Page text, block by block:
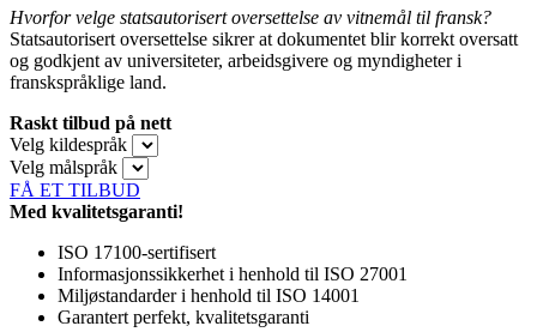
Hvorfor velge statsautorisert oversettelse av vitnemål til fransk?
Statsautorisert oversettelse sikrer at dokumentet blir korrekt oversatt
og godkjent av universiteter, arbeidsgivere og myndigheter i
franskspråklige land.
Raskt tilbud på nett
Velg kildespråk
Velg målspråk
FÅ ET TILBUD
Med kvalitetsgaranti!
ISO 17100-sertifisert
Informasjonssikkerhet i henhold til ISO 27001
Miljøstandarder i henhold til ISO 14001
Garantert perfekt, kvalitetsgaranti